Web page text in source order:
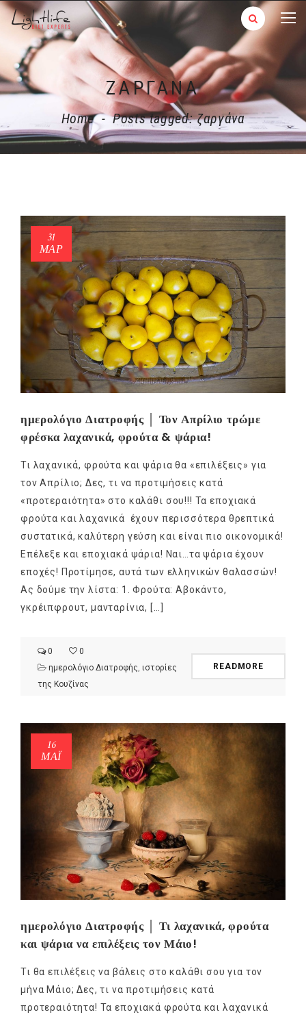
ΖΑΡΓΆΝΑ
Home - Posts tagged: ζαργάνα
31
ΜΑΡ
ημερολόγιο Διατροφής │ Τον Απρίλιο τρώμε
φρέσκα λαχανικά, φρούτα & ψάρια!
Τι λαχανικά, φρούτα και ψάρια θα «επιλέξεις» για
τον Απρίλιο; Δες, τι να προτιμήσεις κατά
«προτεραιότητα» στο καλάθι σου!!! Τα εποχιακά
φρούτα και λαχανικά έχουν περισσότερα θρεπτικά
συστατικά, καλύτερη γεύση και είναι πιο οικονομικά!
Επέλεξε και εποχιακά ψάρια! Ναι…τα ψάρια έχουν
εποχές! Προτίμησε, αυτά των ελληνικών θαλασσών!
Ας δούμε την λίστα: 1. Φρούτα: Αβοκάντο,
γκρέιπφρουτ, μανταρίνια, […]
0
0
ημερολόγιο Διατροφής ιστορίες
της Κουζίνας
READMORE
16
ΜΑΪ́
ημερολόγιο Διατροφής │ Τι λαχανικά, φρούτα
και ψάρια να επιλέξεις τον Μάιο!
Τι θα επιλέξεις να βάλεις στο καλάθι σου για τον
μήνα Μάιο; Δες, τι να προτιμήσεις κατά
προτεραιότητα! Τα εποχιακά φρούτα και λαχανικά